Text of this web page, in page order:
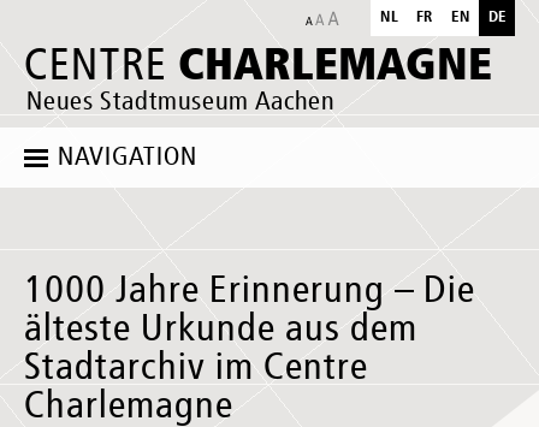
CENTRE CHARLEMAGNE
Neues Stadtmuseum Aachen
NL FR EN DE
NAVIGATION
1000 Jahre Erinnerung – Die
älteste Urkunde aus dem
Stadtarchiv im Centre
Charlemagne